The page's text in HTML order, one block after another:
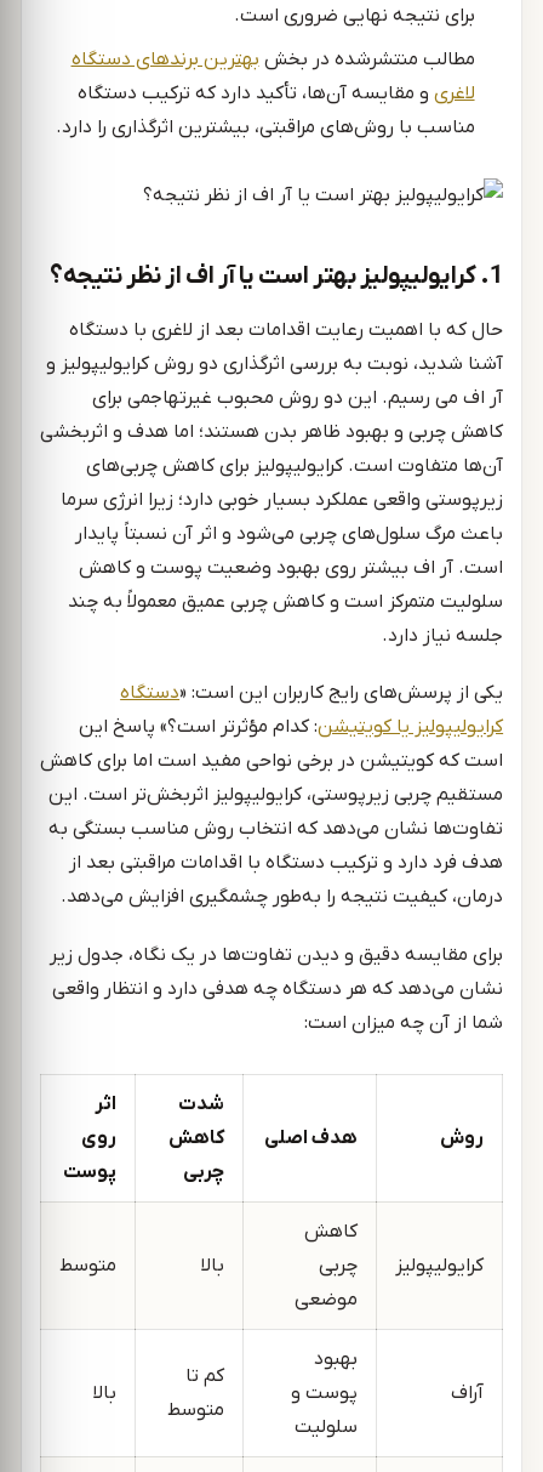
برای نتیجه نهایی ضروری است.
مطالب منتشرشده در بخشبهترین برندهای دستگاه
لاغری و مقایسه آن‌ها، تأکید دارد که ترکیب دستگاه
مناسب با روش‌های مراقبتی، بیشترین اثرگذاری را دارد.
1. کرایولیپولیز بهتر است یا آر اف از نظر نتیجه؟
حال که با اهمیت رعایت اقدامات بعد از لاغری با دستگاه
آشنا شدید، نوبت به بررسی اثرگذاری دو روش کرایولیپولیز و
آر اف می رسیم. این دو روش محبوب غیرتهاجمی برای
کاهش چربی و بهبود ظاهر بدن هستند؛ اما هدف و اثربخشی
آن‌ها متفاوت است. کرایولیپولیز برای کاهش چربی‌های
زیرپوستی واقعی عملکرد بسیار خوبی دارد؛ زیرا انرژی سرما
باعث مرگ سلول‌های چربی می‌شود و اثر آن نسبتاً پایدار
است. آر ‌اف بیشتر روی بهبود وضعیت پوست و کاهش
سلولیت متمرکز است و کاهش چربی عمیق معمولاً به چند
جلسه نیاز دارد.
یکی از پرسش‌های رایج کاربران این است: «دستگاه
کرایولیپولیز یا کویتیشن: کدام مؤثرتر است؟» پاسخ این
است که کویتیشن در برخی نواحی مفید است اما برای کاهش
مستقیم چربی زیرپوستی، کرایولیپولیز اثربخش‌تر است. این
تفاوت‌ها نشان می‌دهد که انتخاب روش مناسب بستگی به
هدف فرد دارد و ترکیب دستگاه با اقدامات مراقبتی بعد از
درمان، کیفیت نتیجه را به‌طور چشمگیری افزایش می‌دهد.
برای مقایسه دقیق و دیدن تفاوت‌ها در یک نگاه، جدول زیر
نشان می‌دهد که هر دستگاه چه هدفی دارد و انتظار واقعی
شما از آن چه میزان است:
روش هدف اصلی
شدت
کاهش
چربی
اثر
روی
پوست
کرایولیپولیز
کاهش
چربی
موضعی
بالا متوسط
آر‌اف
بهبود
پوست و
سلولیت
کم تا
متوسط
بالا